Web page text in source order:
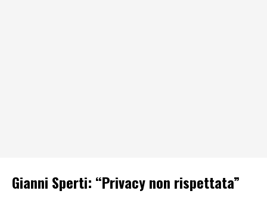
Gianni Sperti: “Privacy non rispettata”